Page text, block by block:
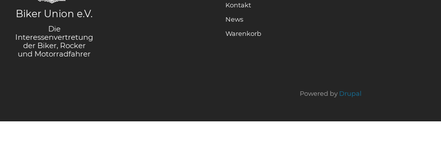
Biker Union e.V.
Die
Interessenvertretung
der Biker, Rocker
und Motorradfahrer
Kontakt
News
Warenkorb
Powered by Drupal